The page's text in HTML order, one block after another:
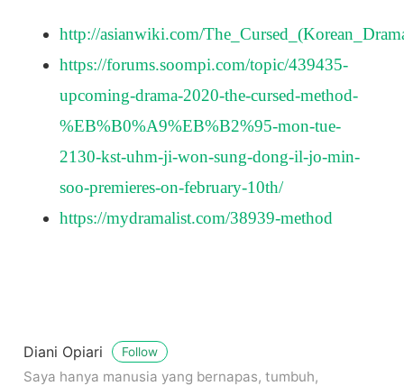
http://asianwiki.com/
https://forums.soompi.com/topic/439435-
upcoming-drama-2020-the-cursed-method-
%EB%B0%A9%EB%B2%95-mon-tue-
2130-kst-uhm-ji-won-sung-dong-il-jo-min-
soo-premieres-on-february-10th/
https://mydramalist.com/38939-method
Diani Opiari Follow
Saya hanya manusia yang bernapas, tumbuh,